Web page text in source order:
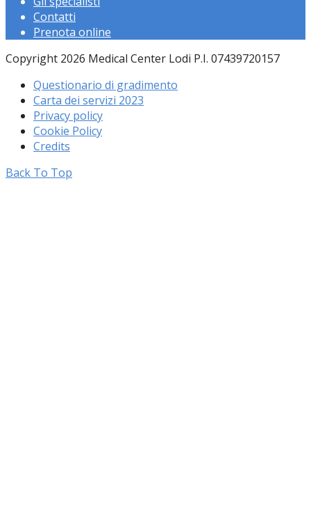
Contatti
Prenota online
Copyright 2026 Medical Center Lodi P.I. 07439720157
Questionario di gradimento
Carta dei servizi 2023
Privacy policy
Cookie Policy
Credits
Back To Top